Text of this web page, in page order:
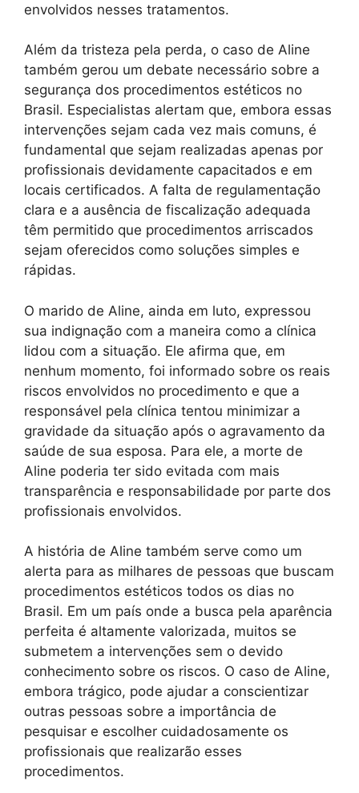
envolvidos nesses tratamentos.
Além da tristeza pela perda, o caso de Aline
também gerou um debate necessário sobre a
segurança dos procedimentos estéticos no
Brasil. Especialistas alertam que, embora essas
intervenções sejam cada vez mais comuns, é
fundamental que sejam realizadas apenas por
profissionais devidamente capacitados e em
locais certificados. A falta de regulamentação
clara e a ausência de fiscalização adequada
têm permitido que procedimentos arriscados
sejam oferecidos como soluções simples e
rápidas.
O marido de Aline, ainda em luto, expressou
sua indignação com a maneira como a clínica
lidou com a situação. Ele afirma que, em
nenhum momento, foi informado sobre os reais
riscos envolvidos no procedimento e que a
responsável pela clínica tentou minimizar a
gravidade da situação após o agravamento da
saúde de sua esposa. Para ele, a morte de
Aline poderia ter sido evitada com mais
transparência e responsabilidade por parte dos
profissionais envolvidos.
A história de Aline também serve como um
alerta para as milhares de pessoas que buscam
procedimentos estéticos todos os dias no
Brasil. Em um país onde a busca pela aparência
perfeita é altamente valorizada, muitos se
submetem a intervenções sem o devido
conhecimento sobre os riscos. O caso de Aline,
embora trágico, pode ajudar a conscientizar
outras pessoas sobre a importância de
pesquisar e escolher cuidadosamente os
profissionais que realizarão esses
procedimentos.